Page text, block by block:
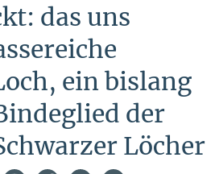
das uns
ein bislang
der
Löcher